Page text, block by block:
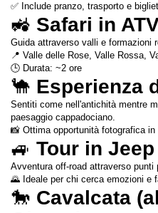
✅ Include pranzo, trasporto e
🚜 Safari in
Guida attraverso valli e formazioni
📍 Valle delle Rose, Valle Rossa,
🕒 Durata: ~2 ore
🐪 Esperienza
Sentiti come nell'antichità mentre
paesaggio cappadociano.
📸 Ottima opportunità fotografica
🚙 Tour in Jeep
Avventura off-road attraverso
🌄 Ideale per chi cerca emozioni e
🐎 Cavalcata